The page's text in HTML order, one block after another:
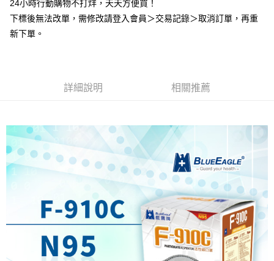
便利好安心！
１．簡單：不需註冊會員、不需綁卡、不需儲值。
２．便利：只要手機號碼，簡訊認證，即可結帳。
３．安心：先確認商品／服務後，再付款。
２．訂單成立數日內，您將收到繳費通知簡訊。
※ 請注意：結帳手續完成當下不需立刻繳費，但若您需要取消訂單，請聯絡
購買商品的店家。未經商家同意取消之訂單仍視為有效，需透過AFTEE先享
後付繳納相關費用。
※ 交易是否成功請以「AFTEE先享後付 」之結帳頁面顯示為準，若有關於
是否繳費成功／繳費後需取消欲退款等相關疑問，請聯繫「AFTEE先享後付
https://netprotections.freshdesk.com/support/home
【注意事項】
１．透過由恩沛科技股份有限公司提供之「AFTEE先享後付」服務完成之交
易，需依本服務之必要範圍內提供個人資料，並將交易相關給付款項請求債
權轉讓予恩沛科技股份有限公司。
２．關於個人資料處理事宜，請瀏覽以下網址：
https://aftee.tw/terms/#terms3
運送方式
全家取貨付款
每筆NT$60，滿NT$2,000(含以上)免運費
付款後7-11取貨
每筆NT$60，滿NT$2,000(含以上)免運費
一般地區宅配<如偏遠地區會員請勿選擇一般宅配，請點選其他選項
內「偏遠地區宅配」>
每筆NT$90，滿NT$2,000(含以上)免運費
🚚偏遠地區宅配<請務必選擇此配送方式，偏遠地區可參照『首頁→
24小時行動購物不打烊，天天方便買！
下標後無法改單，需修改請登入會員＞交易記錄＞取消訂單，再重
新下單。
詳細說明 相關推薦